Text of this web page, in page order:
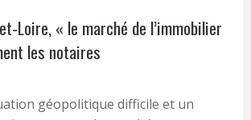
Loire, « le marché de l’immobilier
les notaires
géopolitique difficile et un